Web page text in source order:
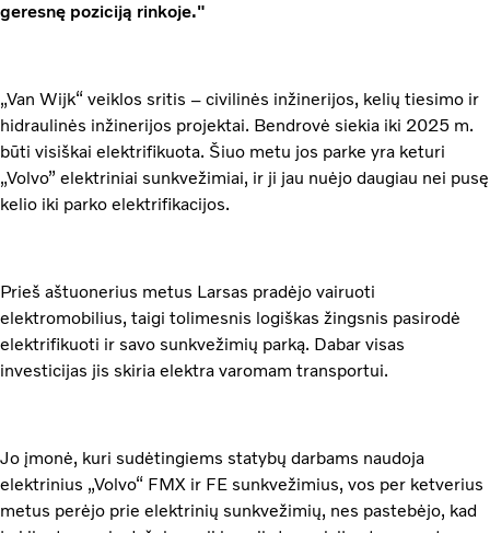
geresnę poziciją rinkoje."
„Van Wijk“ veiklos sritis – civilinės inžinerijos, kelių tiesimo ir
hidraulinės inžinerijos projektai. Bendrovė siekia iki 2025 m.
būti visiškai elektrifikuota. Šiuo metu jos parke yra keturi
„Volvo” elektriniai sunkvežimiai, ir ji jau nuėjo daugiau nei pusę
kelio iki parko elektrifikacijos.
Prieš aštuonerius metus Larsas pradėjo vairuoti
elektromobilius, taigi tolimesnis logiškas žingsnis pasirodė
elektrifikuoti ir savo sunkvežimių parką. Dabar visas
investicijas jis skiria elektra varomam transportui.
Jo įmonė, kuri sudėtingiems statybų darbams naudoja
elektrinius „Volvo“ FMX ir FE sunkvežimius, vos per ketverius
metus perėjo prie elektrinių sunkvežimių, nes pastebėjo, kad